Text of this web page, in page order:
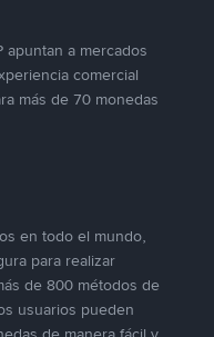
apuntan a mercados
comercial
más de 70 monedas
en todo el mundo,
para realizar
de 800 métodos de
usuarios pueden